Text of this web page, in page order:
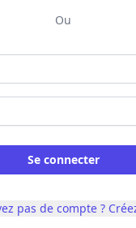
Ou
Se connecter
pas de compte ?